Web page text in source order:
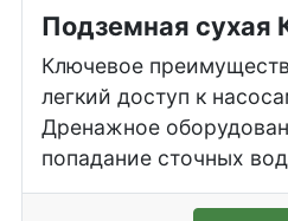
Подземная сухая
Ключевое
легкий доступ к
Дренажное
попадание сточных